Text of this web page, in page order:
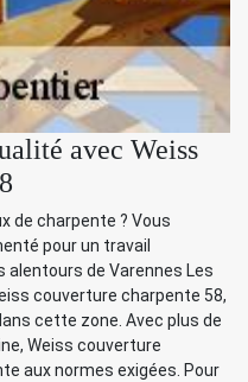
avec Weiss
de charpente ? Vous
pour un travail
de Varennes Les
couverture charpente 58,
cette zone. Avec plus de
Weiss couverture
aux normes exigées. Pour